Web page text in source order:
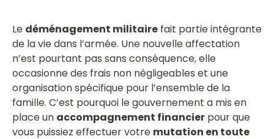
Le déménagement militaire fait partie intégrante
de la vie dans l’armée. Une nouvelle affectation
n’est pourtant pas sans conséquence, elle
occasionne des frais non négligeables et une
organisation spécifique pour l’ensemble de la
famille. C’est pourquoi le gouvernement a mis en
place un accompagnement financier pour que
vous puissiez effectuer votre mutation en toute